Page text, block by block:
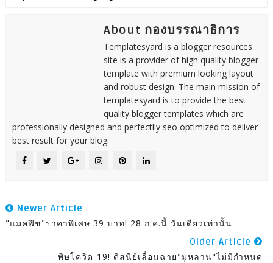
About กองบรรณาธิการ
Templatesyard is a blogger resources
site is a provider of high quality blogger
template with premium looking layout
and robust design. The main mission of
templatesyard is to provide the best
quality blogger templates which are
professionally designed and perfectlly seo optimized to deliver
best result for your blog.
Newer Article
"แมคฟิช"ราคาพิเศษ 39 บาท! 28 ก.ค.นี้ วันเดียวเท่านั้น
Older Article
พิษโควิด-19! ดิสนีย์เลื่อนฉาย"มู่หลาน"ไม่มีกำหนด